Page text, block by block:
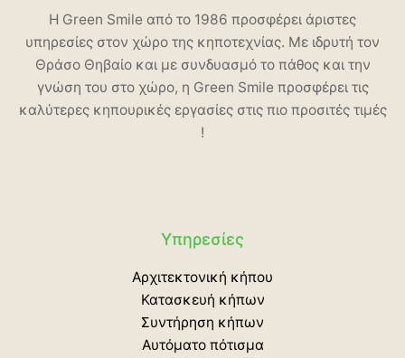
Η Green Smile από το 1986 προσφέρει άριστες
υπηρεσίες στον χώρο της κηποτεχνίας. Με ιδρυτή τον
Θράσο Θηβαίο και με συνδυασμό το πάθος και την
γνώση του στο χώρο, η Green Smile προσφέρει τις
καλύτερες κηπουρικές εργασίες στις πιο προσιτές τιμές
!
Υπηρεσίες
Αρχιτεκτονική κήπου
Κατασκευή κήπων
Συντήρηση κήπων
Αυτόματο πότισμα